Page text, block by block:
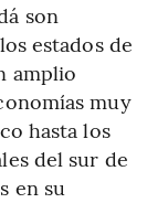
son
estados de
amplio
muy
hasta los
del sur de
en su